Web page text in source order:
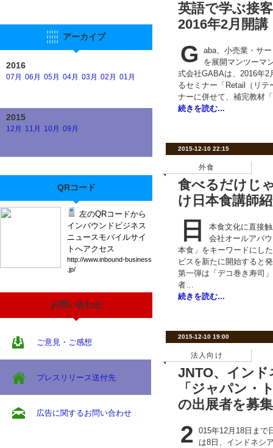
アーカイブ
2016
07月 06月 05月 04月 03月 02月 01月
2015
12月 11月 10月 09月
QRコード
左のQRコードから
インバウンドビジネス
ニュースモバイルサイ
トへアクセス
http://www.inbound-business
.jp/
お問い合わせ
ご意見・ご感想
プレスリリース送付先
広告に関するお問い合わせ
英語で学ぶ接
2016年2月開講
G
aba、小売業・サ
を展開マンツーマ
式会社GABAは、2016年2
るセミナー「Retail（リ
ナーに併せて、補完教
続きを読む...
2015-12-10 22:15
外食
食べるだけじ
け日本食講師
日
本食文化に直接
会社オールアバ
本食」をキーワードにし
ビスを新たに開始すると
第一弾は「デコ巻き寿司
者…
続きを読む...
2015-12-10 19:00
法人向け
JNTO、イン
「ジャパン・
の出展者を募集
2 015年12月18日まで
は8日、インドネシ